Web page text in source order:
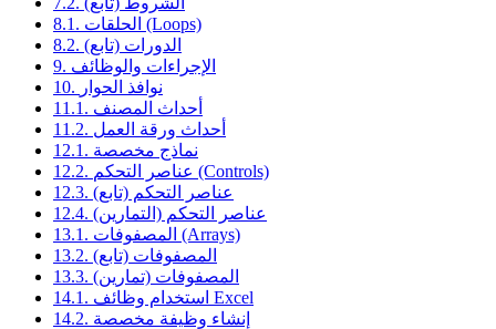
8.1. الحلقات (Loops)
8.2. الدورات (تابع)
9. الإجراءات والوظائف
10. نوافذ الحوار
11.1. أحداث المصنف
11.2. أحداث ورقة العمل
12.1. نماذج مخصصة
12.2. عناصر التحكم (Controls)
12.3. عناصر التحكم (تابع)
12.4. عناصر التحكم (التمارين)
13.1. المصفوفات (Arrays)
13.2. المصفوفات (تابع)
13.3. المصفوفات (تمارين)
14.1. استخدام وظائف Excel
14.2. إنشاء وظيفة مخصصة